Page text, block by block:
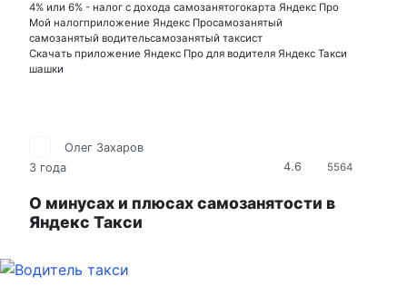
4% или 6% - налог с дохода самозанятогокарта Яндекс Про
Мой налогприложение Яндекс Просамозанятый
самозанятый водительсамозанятый таксист
Скачать приложение Яндекс Про для водителя Яндекс Такси
шашки
5564
4.6
Олег Захаров
3 года
О минусах и плюсах самозанятости в
Яндекс Такси